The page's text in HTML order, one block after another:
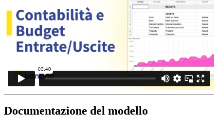
Documentazione del modello